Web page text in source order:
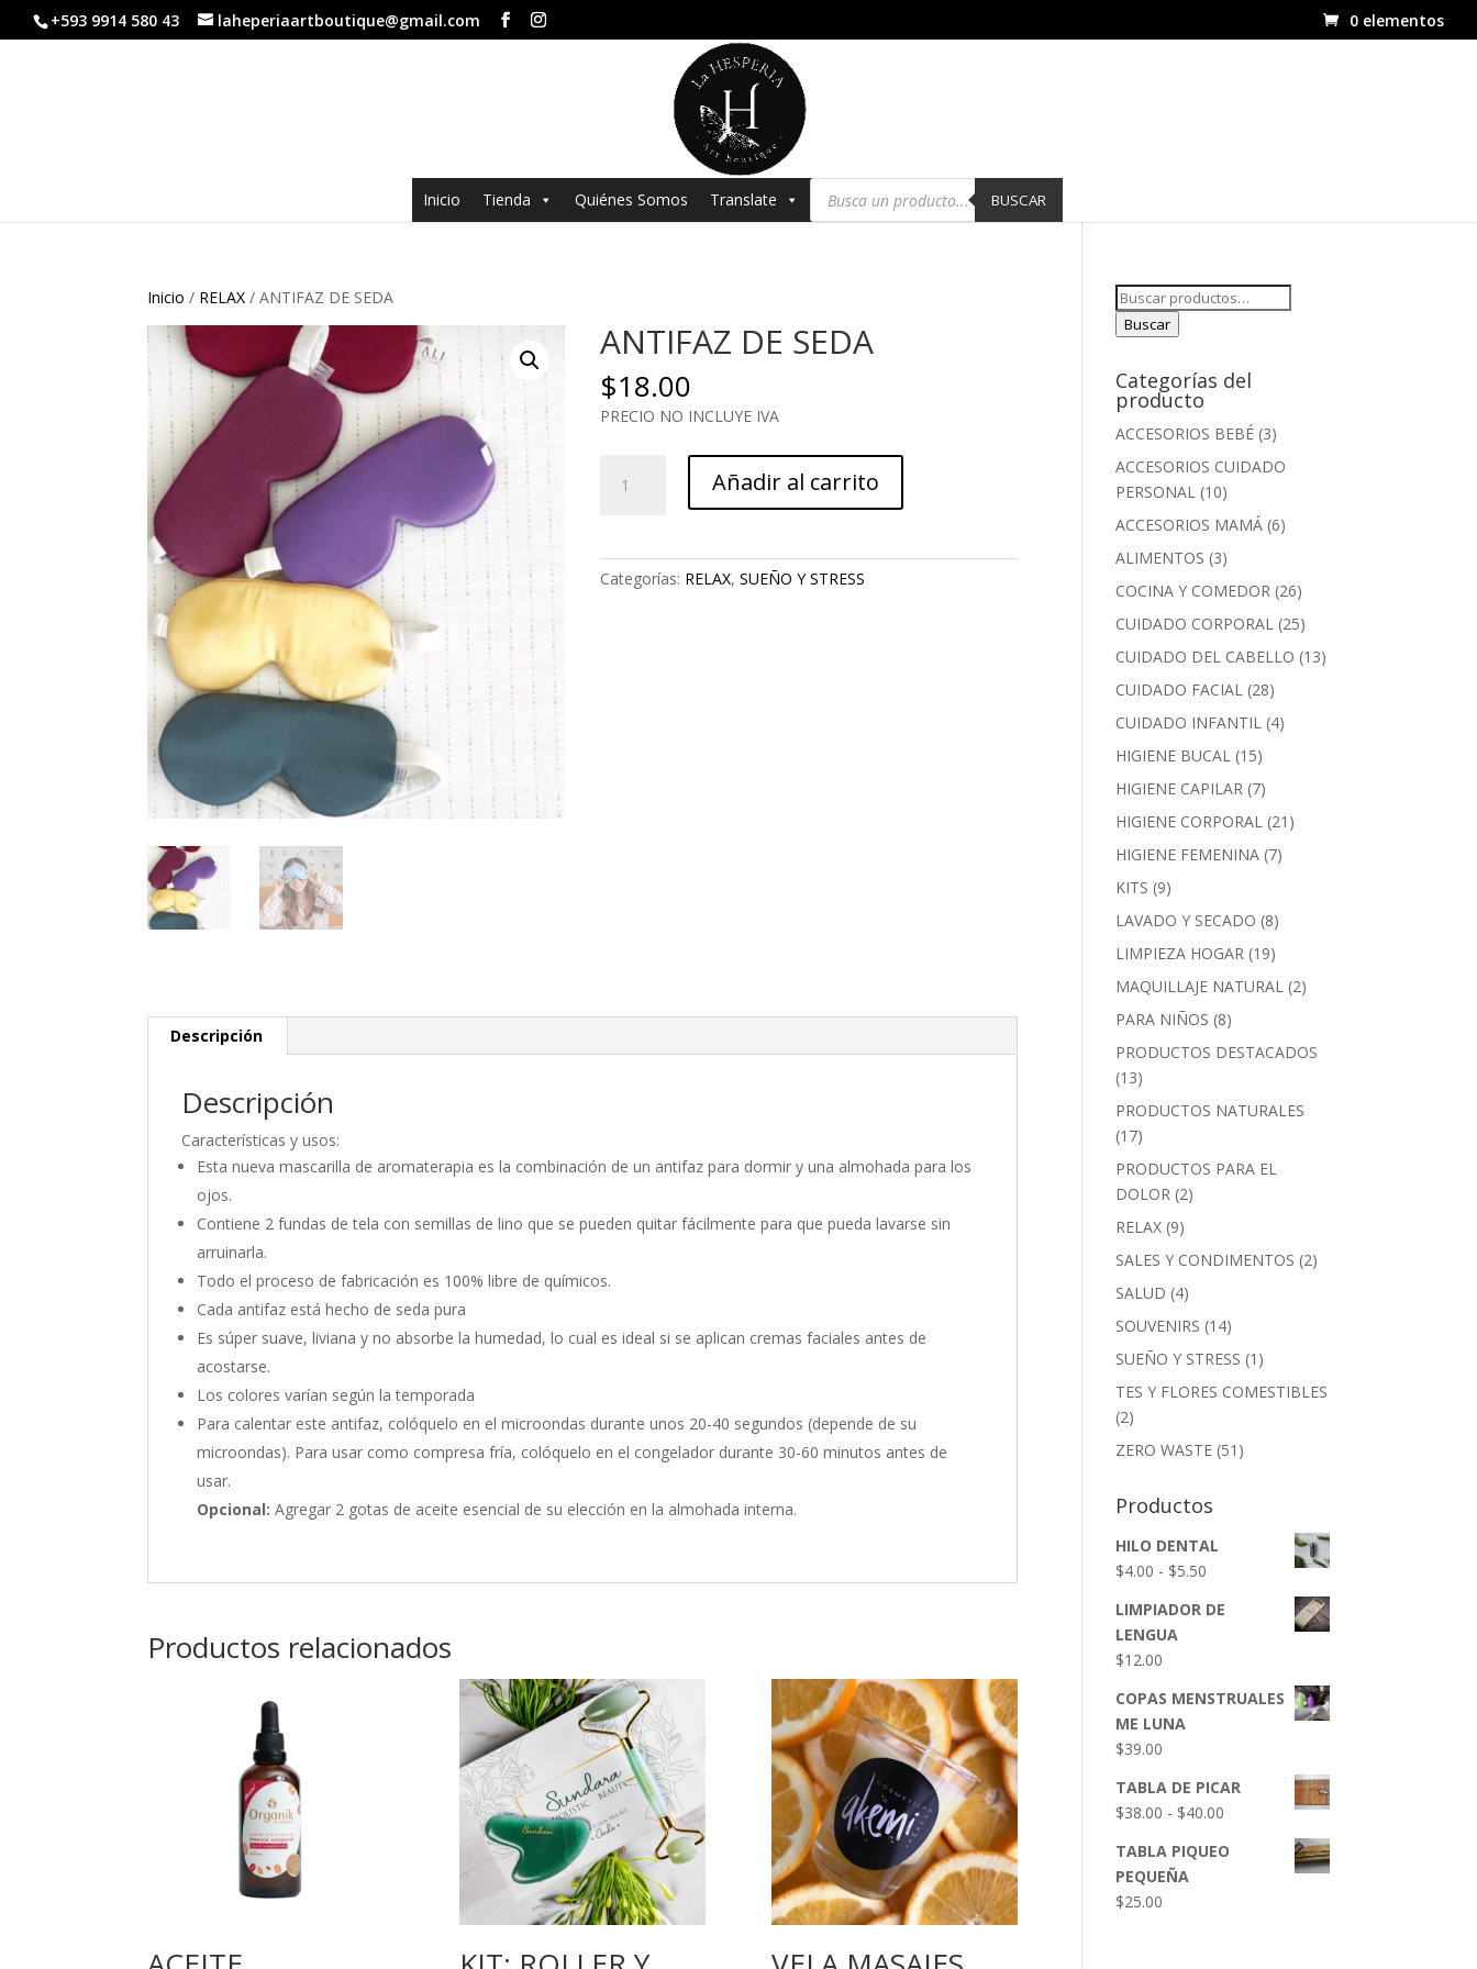
+593 9914 580 43 laheperiaartboutique@gmail.com 0 elementos
Inicio Tienda Quiénes Somos Translate
Búsqueda
productos
BUSCAR
Inicio / RELAX / ANTIFAZ DE SEDA
ANTIFAZ DE SEDA
$18.00
PRECIO NO INCLUYE IVA
Añadir al carrito
Categorías: RELAX,SUEÑO Y STRESS
Descripción
Descripción
Características y usos:
Esta nueva mascarilla de aromaterapia es la combinación de un antifaz para dormir y una almohada para los
ojos.
Contiene 2 fundas de tela con semillas de lino que se pueden quitar fácilmente para que pueda lavarse sin
arruinarla.
Todo el proceso de fabricación es 100% libre de químicos.
Cada antifaz está hecho de seda pura
Es súper suave, liviana y no absorbe la humedad, lo cual es ideal si se aplican cremas faciales antes de
acostarse.
Los colores varían según la temporada
Para calentar este antifaz, colóquelo en el microondas durante unos 20-40 segundos (depende de su
microondas). Para usar como compresa fría, colóquelo en el congelador durante 30-60 minutos antes de
usar.
Opcional: Agregar 2 gotas de aceite esencial de su elección en la almohada interna.
Productos relacionados
Buscar
por:
Buscar
Categorías del
producto
ACCESORIOS BEBÉ (3)
ACCESORIOS CUIDADO
PERSONAL (10)
ACCESORIOS MAMÁ (6)
ALIMENTOS (3)
COCINA Y COMEDOR (26)
CUIDADO CORPORAL (25)
CUIDADO DEL CABELLO (13)
CUIDADO FACIAL (28)
CUIDADO INFANTIL (4)
HIGIENE BUCAL (15)
HIGIENE CAPILAR (7)
HIGIENE CORPORAL (21)
HIGIENE FEMENINA (7)
KITS (9)
LAVADO Y SECADO (8)
LIMPIEZA HOGAR (19)
MAQUILLAJE NATURAL (2)
PARA NIÑOS (8)
PRODUCTOS DESTACADOS
(13)
PRODUCTOS NATURALES
(17)
PRODUCTOS PARA EL
DOLOR (2)
RELAX (9)
SALES Y CONDIMENTOS (2)
SALUD (4)
SOUVENIRS (14)
SUEÑO Y STRESS (1)
TES Y FLORES COMESTIBLES
(2)
ZERO WASTE (51)
Productos
HILO DENTAL
$4.00 - $5.50
precios:
hasta
LIMPIADOR DE
LENGUA
$12.00
COPAS MENSTRUALES
ME LUNA
$39.00
TABLA DE PICAR
$38.00 - $40.00
precios:
TABLA PIQUEO
PEQUEÑA
$25.00